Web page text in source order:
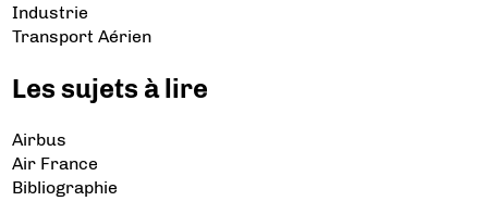
Industrie
Transport Aérien
Les sujets à lire
Airbus
Air France
Bibliographie